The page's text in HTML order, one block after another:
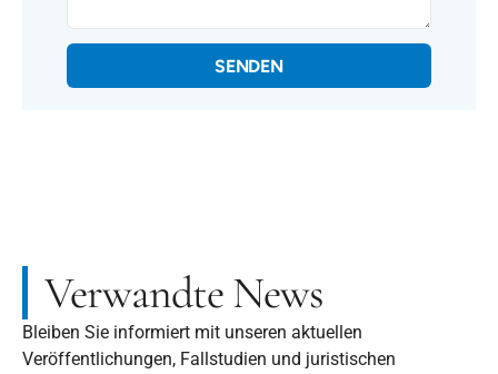
SENDEN
Verwandte News
Bleiben Sie informiert mit unseren aktuellen
Veröffentlichungen, Fallstudien und juristischen